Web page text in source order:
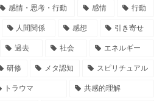
感情・思考・行動 感情 行動
人間関係 感想 引き寄せ
過去 社会 エネルギー
研修 メタ認知 スピリチュアル
トラウマ 共感的理解